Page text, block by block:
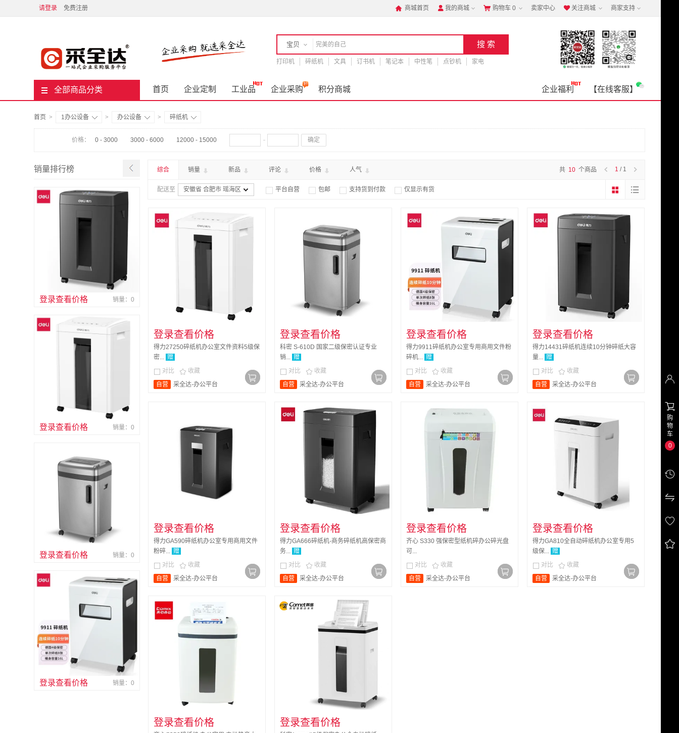
请登录 免费注册  商城首页  我的商城  购物车 0 卖家中心 关注商城 商家支持
宝贝
店铺
打印机 碎纸机 文具 订书机 笔记本 中性笔 点钞机
家电
全部商品分类 首页 企业定制 工业品 企业采购 积分商城 【在线客服】
企业福利
首页 > 1办公设备 > 办公设备 > 碎纸机
价格： 0 - 3000 3000 - 6000 12000 - 15000 确定
销量排行榜
登录查看价格 销量：0
登录查看价格 销量：0
登录查看价格 销量：0
登录查看价格 销量：0
综合 销量 新品 评论 价格 人气 1 / 1
共 10 个商品
配送至 安徽省 合肥市 瑶海区 平台自营 包邮 支持货到付款 仅显示有货
登录查看价格
得力27250碎纸机办公室文件资料5级保
密... 赠
对比  收藏
自营
采全达-办公平台
登录查看价格
科密 S-610D 国家二级保密认证专业
销... 赠
对比  收藏
自营
采全达-办公平台
登录查看价格
得力9911碎纸机办公室专用商用文件粉
碎机... 赠
对比  收藏
自营
采全达-办公平台
登录查看价格
得力14431碎纸机连续10分钟碎纸大容
量... 赠
对比  收藏
自营
采全达-办公平台
登录查看价格
得力GA590碎纸机办公室专用商用文件
粉碎... 赠
对比  收藏
自营
采全达-办公平台
登录查看价格
得力GA666碎纸机-商务碎纸机高保密商
务... 赠
对比  收藏
自营
采全达-办公平台
登录查看价格
齐心 S330 强保密型纸机碎办公碎光盘
可...
对比  收藏
自营
采全达-办公平台
登录查看价格
得力GA810全自动碎纸机办公室专用5
级保... 赠
对比  收藏
自营
采全达-办公平台
登录查看价格 登录查看价格


购
物
车
0



